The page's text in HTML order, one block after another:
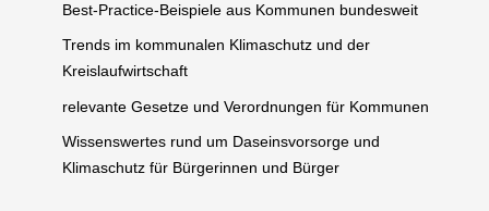
Best-Practice-Beispiele aus Kommunen bundesweit
Trends im kommunalen Klimaschutz und der
Kreislaufwirtschaft
relevante Gesetze und Verordnungen für Kommunen
Wissenswertes rund um Daseinsvorsorge und
Klimaschutz für Bürgerinnen und Bürger